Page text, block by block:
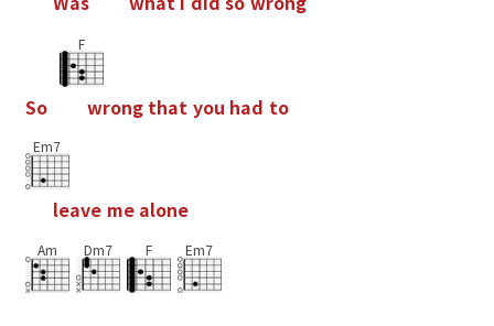
So
F
wrong that you had to
Em7
leave me alone
Am Dm7 F Em7